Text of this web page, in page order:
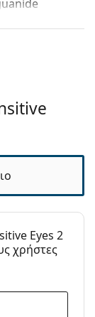
Eyes 2
χρήστες